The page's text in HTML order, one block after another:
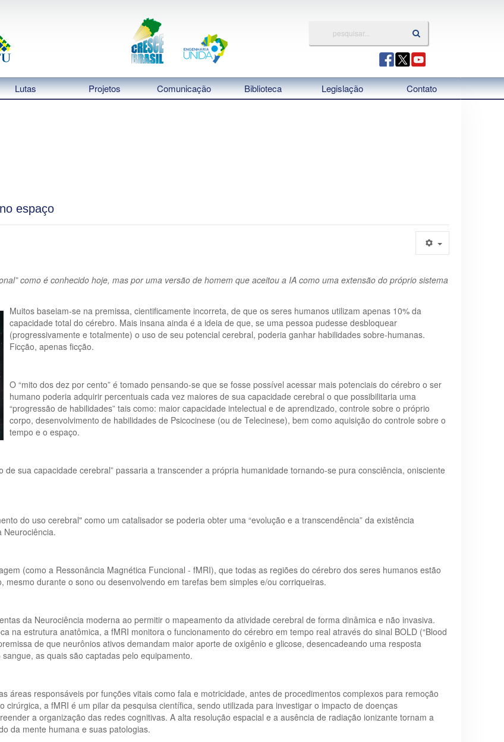
Lutas Projetos Comunicação Biblioteca Legislação Contato
espaço
como é conhecido hoje, mas por uma versão de homem que aceitou a IA como uma extensão do próprio sistema
Muitos baseiam-se na premissa, cientificamente incorreta, de que os seres humanos utilizam apenas 10% da
capacidade total do cérebro. Mais insana ainda é a ideia de que, se uma pessoa pudesse desbloquear
(progressivamente e totalmente) o uso de seu potencial cerebral, poderia ganhar habilidades sobre-humanas.
Ficção, apenas ficção.
O “mito dos dez por cento” é tomado pensando-se que se fosse possível acessar mais potenciais do cérebro o ser
humano poderia adquirir percentuais cada vez maiores de sua capacidade cerebral o que possibilitaria uma
“progressão de habilidades” tais como: maior capacidade intelectual e de aprendizado, controle sobre o próprio
corpo, desenvolvimento de habilidades de Psicocinese (ou de Telecinese), bem como aquisição do controle sobre o
tempo e o espaço.
sua capacidade cerebral” passaria a transcender a própria humanidade tornando-se pura consciência, onisciente
do uso cerebral" como um catalisador se poderia obter uma “evolução e a transcendência” da existência
Neurociência.
(como a Ressonância Magnética Funcional - fMRI), que todas as regiões do cérebro dos seres humanos estão
durante o sono ou desenvolvendo em tarefas bem simples e/ou corriqueiras.
da Neurociência moderna ao permitir o mapeamento da atividade cerebral de forma dinâmica e não invasiva.
na estrutura anatômica, a fMRI monitora o funcionamento do cérebro em tempo real através do sinal BOLD (“Blood
de que neurônios ativos demandam maior aporte de oxigênio e glicose, desencadeando uma resposta
as quais são captadas pelo equipamento.
áreas responsáveis por funções vitais como fala e motricidade, antes de procedimentos complexos para remoção
a fMRI é um pilar da pesquisa científica, sendo utilizada para investigar o impacto de doenças
a organização das redes cognitivas. A alta resolução espacial e a ausência de radiação ionizante tornam a
da mente humana e suas patologias.